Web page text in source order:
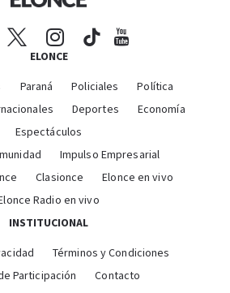
ELONCE
Paraná Policiales
Política
Deportes
Economía
Espectáculos
Impulso Empresarial
Clasionce
Elonce en vivo
Radio en vivo
INSTITUCIONAL
Términos y Condiciones
Participación
Contacto